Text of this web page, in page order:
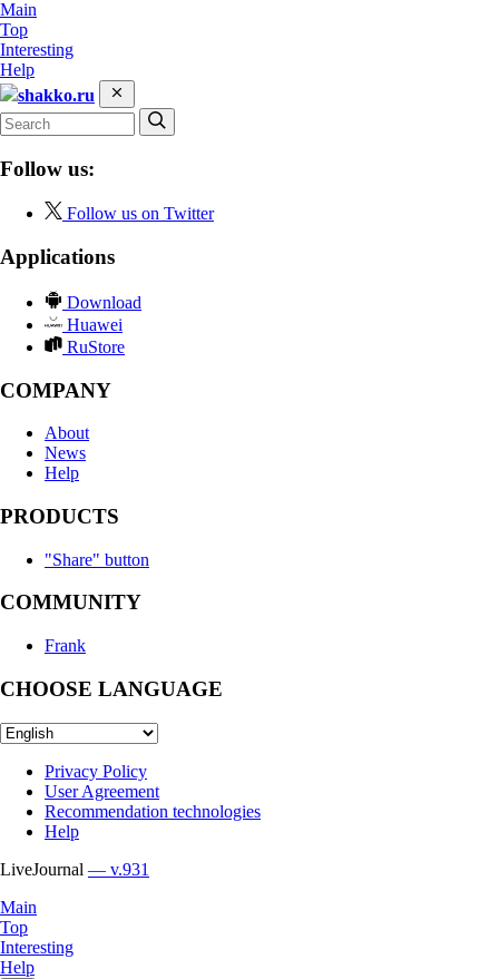
Main
Top
Interesting
Help
shakko.ru
Follow us:
Follow us on Twitter
Applications
Download
Huawei
RuStore
COMPANY
About
News
Help
PRODUCTS
"Share" button
COMMUNITY
Frank
CHOOSE LANGUAGE
Privacy Policy
User Agreement
Recommendation technologies
Help
LiveJournal — v.931
Main
Top
Interesting
Help